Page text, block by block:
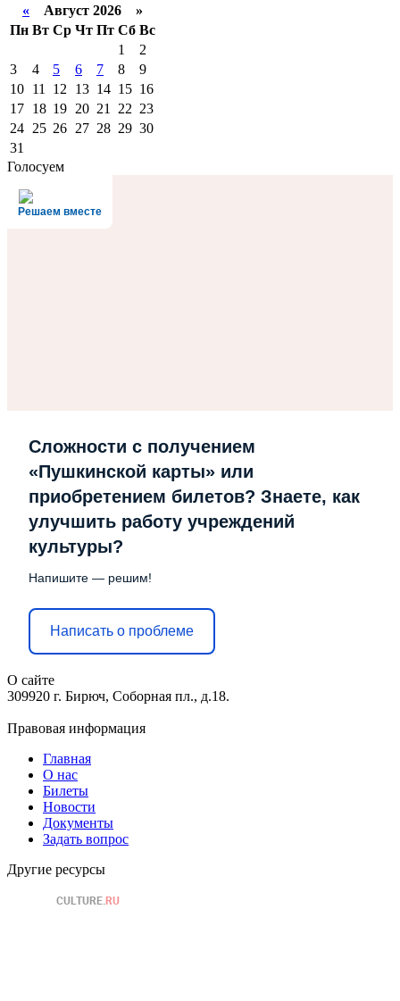
« Август 2026 »
Пн Вт Ср Чт Пт Сб Вс
1
2
3
4 5 6 7 8
9
10 11 12 13 14 15 16
17 18 19 20 21 22 23
24 25 26 27 28 29 30
31
Голосуем
Решаем вместе
Сложности с получением
«Пушкинской карты» или
приобретением билетов? Знаете, как
улучшить работу учреждений
культуры?
Напишите — решим!
Написать о проблеме
О сайте
309920 г. Бирюч, Соборная пл., д.18.
Правовая информация
Главная
О нас
Билеты
Новости
Документы
Задать вопрос
Другие ресурсы